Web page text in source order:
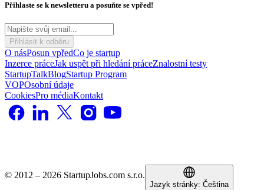
Přihlaste se k newsletteru a posuňte se vpřed!
Přihlásit k odběru
O násPosun vpředCo je startup
Inzerce práceJak uspět při hledání práceZnalostní testy
StartupTalkBlogStartup Program
VOPOsobní údaje
CookiesPro médiaKontakt
© 2012 – 2026 StartupJobs.com s.r.o.
Jazyk stránky: Čeština